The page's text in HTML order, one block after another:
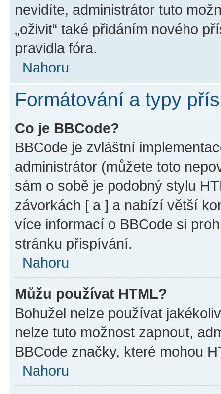
nevidíte, administrátor tuto
„oživit“ také přidáním nového
pravidla fóra.
Nahoru
Formátování a typy
Co je BBCode?
BBCode je zvláštní
administrátor (můžete toto
sám o sobě je podobný stylu
závorkách [ a ] a nabízí větší
více informací o BBCode si
stránku přispívání.
Nahoru
Můžu používat HTML?
Bohužel nelze používat
nelze tuto možnost zapnout,
BBCode značky, které mohou
Nahoru